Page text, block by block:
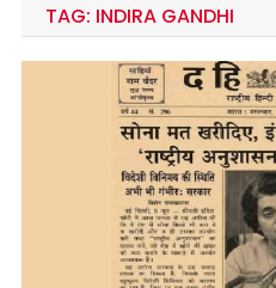
TAG: INDIRA GANDHI